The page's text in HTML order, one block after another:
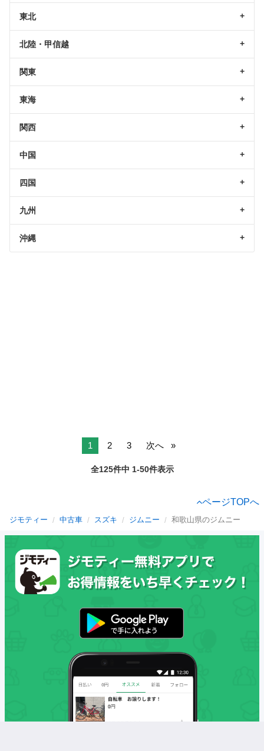
東北
北陸・甲信越
関東
東海
関西
中国
四国
九州
沖縄
1 2 3 次へ
全125件中 1-50件表示
ページTOPへ
ジモティー 中古車 スズキ ジムニー 和歌山県のジムニー